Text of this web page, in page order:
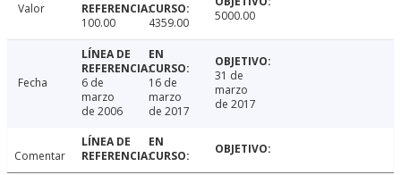
Valor
100.00
4359.00 5000.00
Fecha
6 de
marzo
de 2006
16 de
marzo
de 2017
31 de
marzo
de 2017
Comentar